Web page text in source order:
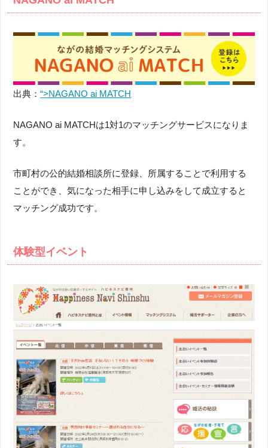
出典：“>NAGANO ai MATCH
NAGANO ai MATCHは1対1のマッチングサービスになりま
す。
市町村の公的結婚相談所に登録、所属することで利用する
ことができ、気になった相手に申し込みをして成立すると
マッチング成功です。
体験型イベント